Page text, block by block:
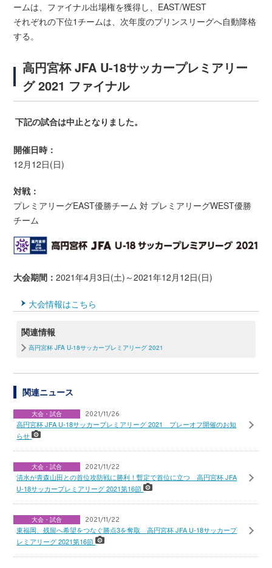
ームは、ファイナル出場権を獲得し、EAST/WEST
それぞれの下位1チームは、次年度のプリンスリーグへ自動降格
する。
高円宮杯 JFA U-18サッカープレミアリー
グ 2021 ファイナル
下記の試合は中止となりました。
開催日時：
12月12日(日)
対戦：
プレミアリーグEAST優勝チーム 対 プレミアリーグWEST優勝
チーム
大会期間：2021年4月3日(土)～2021年12月12日(日)
大会情報はこちら
関連情報
高円宮杯 JFA U-18サッカープレミアリーグ 2021
関連ニュース
大会・試合 2021/11/26
高円宮杯 JFA U-18サッカープレミアリーグ 2021 プレーオフ開催のお知
らせ
大会・試合 2021/11/22
清水が青森山田との首位攻防戦に勝利！暫定で首位に立つ 高円宮杯 JFA
U-18サッカープレミアリーグ 2021第16節
大会・試合 2021/11/22
東福岡、残留へ希望をつなぐ勝点3を奪取 高円宮杯 JFA U-18サッカープ
レミアリーグ 2021第16節